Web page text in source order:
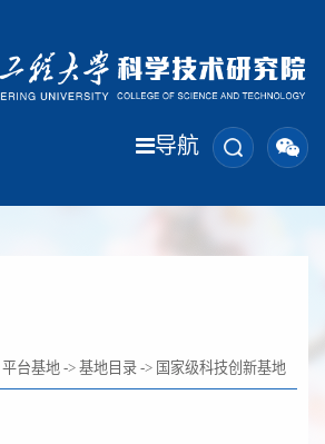
导航
平台基地 -> 基地目录 -> 国家级科技创新基地